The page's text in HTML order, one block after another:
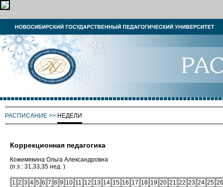
РАСПИСАНИЕ >> НЕДЕЛИ
Коррекционная педагогика
Кожемякина Ольга Александровна
(п.з.: 31,33,35 нед. )
1 2 3 4 5 6 7 8 9 10 11 12 13 14 15 16 17 18 19 20 21 22 23 24 25 26